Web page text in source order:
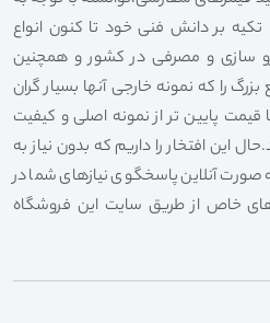
تکیه بر دانش فنی خود تا کنون انواع
سازی و مصرفی در کشور و همچنین
را که نمونه خارجی آنها بسیار گران
قیمت پایین تر از نمونه اصلی و کیفیت
این افتخار را داریم که بدون نیاز به
صورت آنلاین پاسخگوی نیازهای شما در
خاص از طریق سایت این فروشگاه